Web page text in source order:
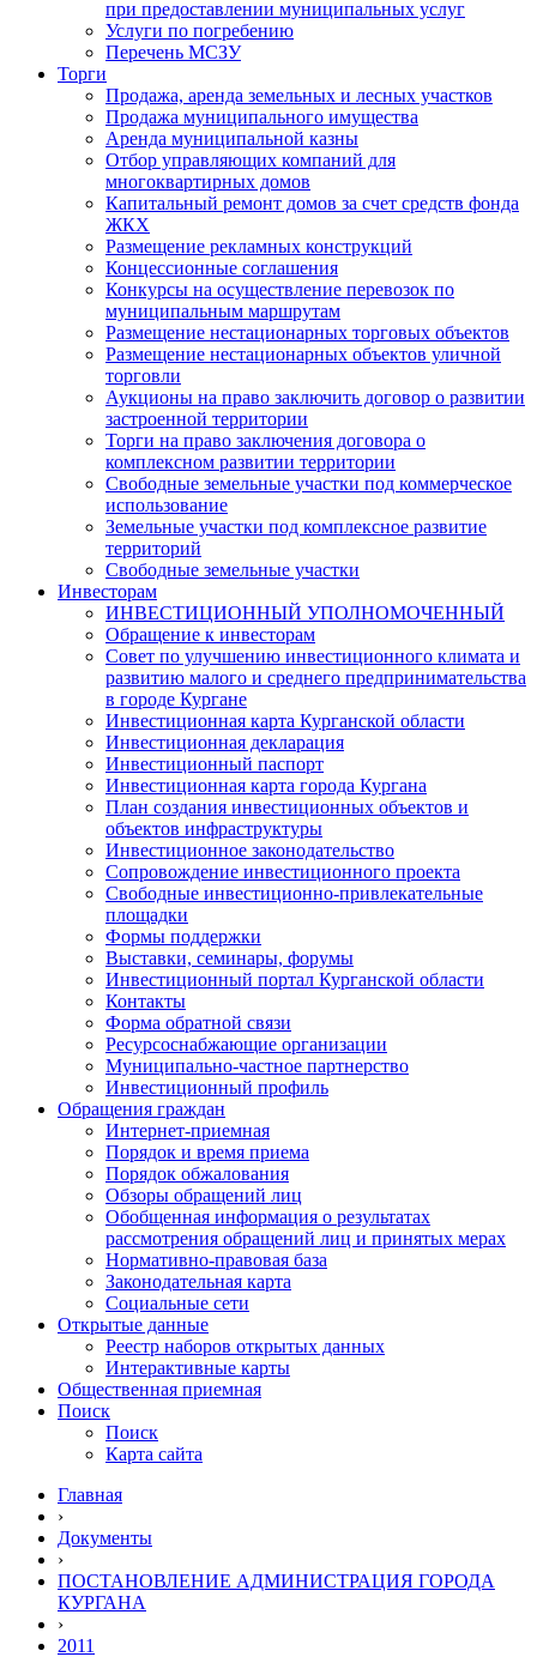
при предоставлении муниципальных услуг
Услуги по погребению
Перечень МСЗУ
Торги
Продажа, аренда земельных и лесных участков
Продажа муниципального имущества
Аренда муниципальной казны
Отбор управляющих компаний для
многоквартирных домов
Капитальный ремонт домов за счет средств фонда
ЖКХ
Размещение рекламных конструкций
Концессионные соглашения
Конкурсы на осуществление перевозок по
муниципальным маршрутам
Размещение нестационарных торговых объектов
Размещение нестационарных объектов уличной
торговли
Аукционы на право заключить договор о развитии
застроенной территории
Торги на право заключения договора о
комплексном развитии территории
Свободные земельные участки под коммерческое
использование
Земельные участки под комплексное развитие
территорий
Свободные земельные участки
Инвесторам
ИНВЕСТИЦИОННЫЙ УПОЛНОМОЧЕННЫЙ
Обращение к инвесторам
Совет по улучшению инвестиционного климата и
развитию малого и среднего предпринимательства
в городе Кургане
Инвестиционная карта Курганской области
Инвестиционная декларация
Инвестиционный паспорт
Инвестиционная карта города Кургана
План создания инвестиционных объектов и
объектов инфраструктуры
Инвестиционное законодательство
Сопровождение инвестиционного проекта
Свободные инвестиционно-привлекательные
площадки
Формы поддержки
Выставки, семинары, форумы
Инвестиционный портал Курганской области
Контакты
Форма обратной связи
Ресурсоснабжающие организации
Муниципально-частное партнерство
Инвестиционный профиль
Обращения граждан
Интернет-приемная
Порядок и время приема
Порядок обжалования
Обзоры обращений лиц
Обобщенная информация о результатах
рассмотрения обращений лиц и принятых мерах
Нормативно-правовая база
Законодательная карта
Социальные сети
Открытые данные
Реестр наборов открытых данных
Интерактивные карты
Общественная приемная
Поиск
Поиск
Карта сайта
Главная
›
Документы
›
ПОСТАНОВЛЕНИЕ АДМИНИСТРАЦИЯ ГОРОДА
КУРГАНА
›
2011